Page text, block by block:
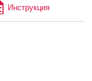
Инструкция